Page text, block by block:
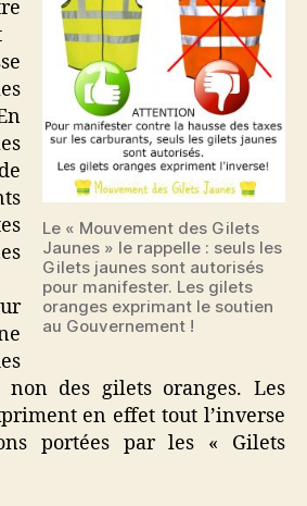
Le « Mouvement des Gilets
Jaunes » le rappelle : seuls les
Gilets jaunes sont autorisés
pour manifester. Les gilets
oranges exprimant le soutien
au Gouvernement !
des gilets oranges. Les
en effet tout l’inverse
portées par les « Gilets